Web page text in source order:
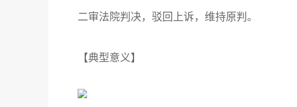
二审法院判决，驳回上诉，维持原判。
【典型意义】